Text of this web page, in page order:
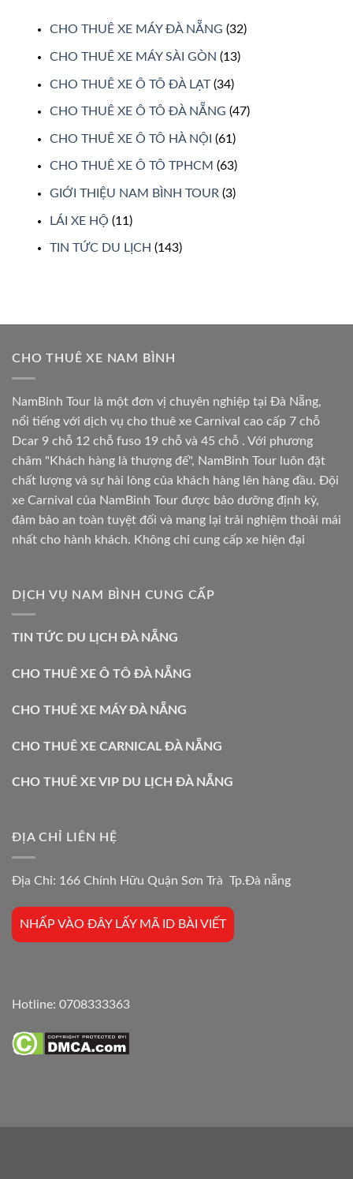
CHO THUÊ XE MÁY ĐÀ NẴNG (32)
CHO THUÊ XE MÁY SÀI GÒN (13)
CHO THUÊ XE Ô TÔ ĐÀ LẠT(34)
CHO THUÊ XE Ô TÔ ĐÀ NẴNG (47)
CHO THUÊ XE Ô TÔ HÀ NỘI (61)
CHO THUÊ XE Ô TÔ TPHCM (63)
GIỚI THIỆU NAM BÌNH TOUR (3)
LÁI XE HỘ (11)
TIN TỨC DU LỊCH (143)
CHO THUÊ XE NAM BÌNH
NamBinh Tour là một đơn vị chuyên nghiệp tại Đà Nẵng,
nổi tiếng với dịch vụ cho thuê xe Carnival cao cấp 7 chỗ
Dcar 9 chỗ 12 chỗ fuso 19 chỗ và 45 chỗ . Với phương
châm "Khách hàng là thượng đế", NamBinh Tour luôn đặt
chất lượng và sự hài lòng của khách hàng lên hàng đầu. Đội
xe Carnival của NamBinh Tour được bảo dưỡng định kỳ,
đảm bảo an toàn tuyệt đối và mang lại trải nghiệm thoải mái
nhất cho hành khách. Không chỉ cung cấp xe hiện đại
DỊCH VỤ NAM BÌNH CUNG CẤP
TIN TỨC DU LỊCH ĐÀ NẴNG
CHO THUÊ XE Ô TÔ ĐÀ NẴNG
CHO THUÊ XE MÁY ĐÀ NẴNG
CHO THUÊ XE CARNICAL ĐÀ NẴNG
CHO THUÊ XE VIP DU LỊCH ĐÀ NẴNG
ĐỊA CHỈ LIÊN HỆ
Địa Chỉ: 166 Chính Hữu Quận Sơn Trà Tp.Đà nẵng
NHẤP VÀO ĐÂY LẤY MÃ ID BÀI VIẾT
Hotline: 0708333363